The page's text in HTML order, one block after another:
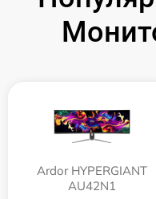
Ardor HYPERGIANT
AU42N1